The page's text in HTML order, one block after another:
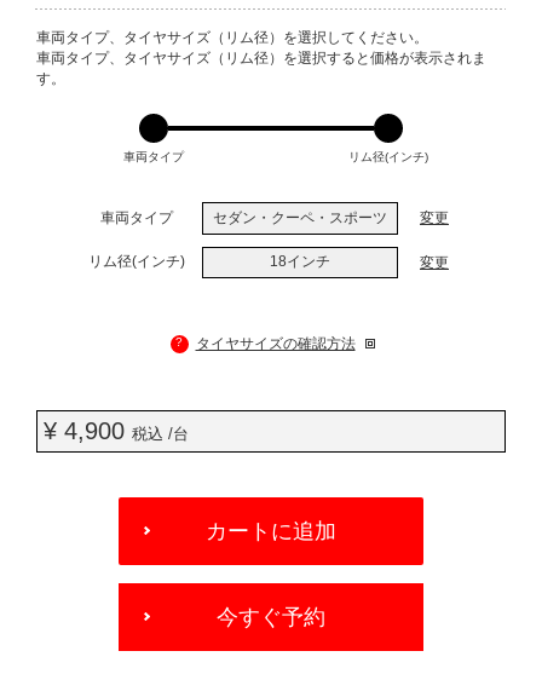
VARIATIONS
車両タイプ、タイヤサイズ（リム径）を選択してください。
車両タイプ、タイヤサイズ（リム径）を選択すると価格が表示されま
す。
車両タイプ リム径(インチ)
車両タイプ セダン・クーペ・スポーツ 変更
リム径(インチ) 18インチ 変更
? タイヤサイズの確認方法
¥ 4,900 税込 /台
OPTIONS
カートに追加
今すぐ予約